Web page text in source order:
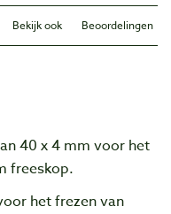
Bekijk ook Beoordelingen
40 x 4 mm voor het
freeskop.
het frezen van